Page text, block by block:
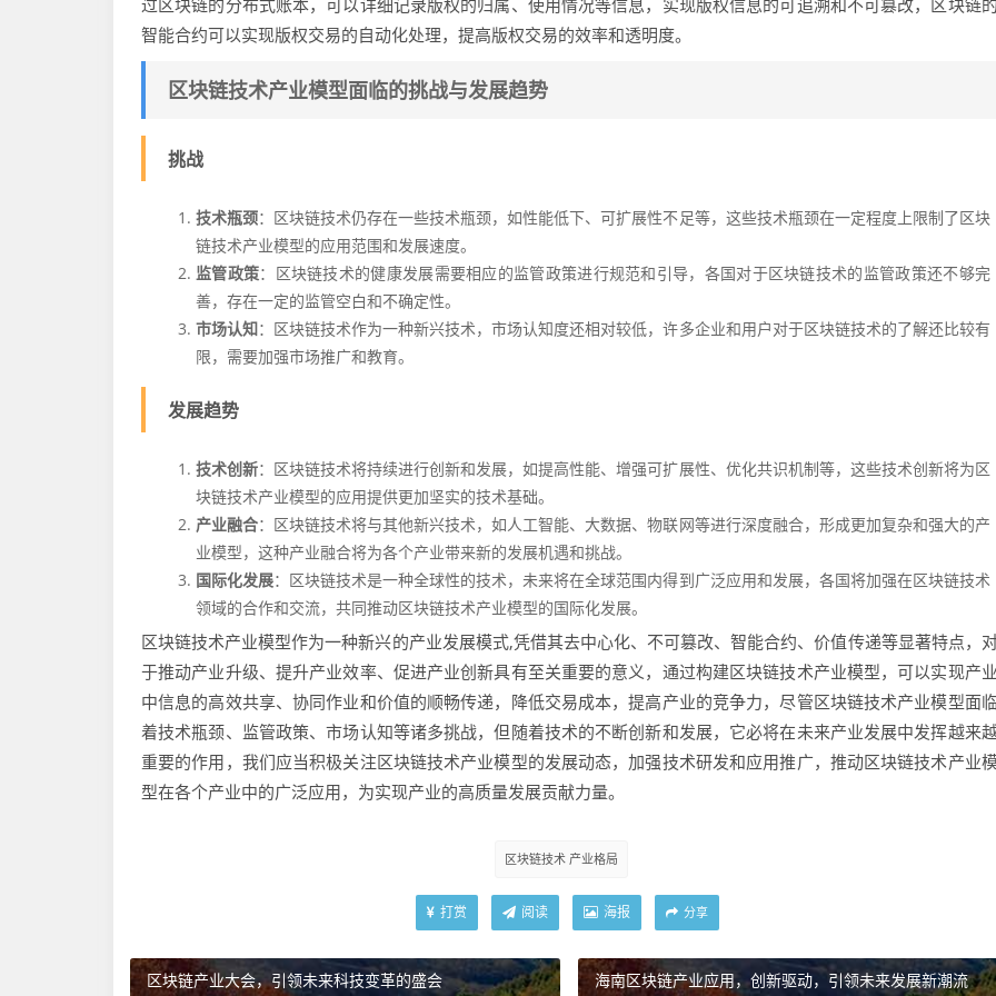
过区块链的分布式账本，可以详细记录版权的归属、使用情况等信息，实现版权信息的可追溯和不可篡改，区块链
智能合约可以实现版权交易的自动化处理，提高版权交易的效率和透明度。
区块链技术产业模型面临的挑战与发展趋势
挑战
技术瓶颈：区块链技术仍存在一些技术瓶颈，如性能低下、可扩展性不足等，这些技术瓶颈在一定程度上限制了区块
链技术产业模型的应用范围和发展速度。
监管政策：区块链技术的健康发展需要相应的监管政策进行规范和引导，各国对于区块链技术的监管政策还不够完
善，存在一定的监管空白和不确定性。
市场认知：区块链技术作为一种新兴技术，市场认知度还相对较低，许多企业和用户对于区块链技术的了解还比较有
限，需要加强市场推广和教育。
发展趋势
技术创新：区块链技术将持续进行创新和发展，如提高性能、增强可扩展性、优化共识机制等，这些技术创新将为区
块链技术产业模型的应用提供更加坚实的技术基础。
产业融合：区块链技术将与其他新兴技术，如人工智能、大数据、物联网等进行深度融合，形成更加复杂和强大的产
业模型，这种产业融合将为各个产业带来新的发展机遇和挑战。
国际化发展：区块链技术是一种全球性的技术，未来将在全球范围内得到广泛应用和发展，各国将加强在区块链技术
领域的合作和交流，共同推动区块链技术产业模型的国际化发展。
区块链技术产业模型作为一种新兴的产业发展模式,凭借其去中心化、不可篡改、智能合约、价值传递等显著特点，
于推动产业升级、提升产业效率、促进产业创新具有至关重要的意义，通过构建区块链技术产业模型，可以实现产
中信息的高效共享、协同作业和价值的顺畅传递，降低交易成本，提高产业的竞争力，尽管区块链技术产业模型面
着技术瓶颈、监管政策、市场认知等诸多挑战，但随着技术的不断创新和发展，它必将在未来产业发展中发挥越来
重要的作用，我们应当积极关注区块链技术产业模型的发展动态，加强技术研发和应用推广，推动区块链技术产业
型在各个产业中的广泛应用，为实现产业的高质量发展贡献力量。
区块链技术 产业格局
打赏 阅读 海报 分享
区块链产业大会，引领未来科技变革的盛会 海南区块链产业应用，创新驱动，引领未来发展新潮流